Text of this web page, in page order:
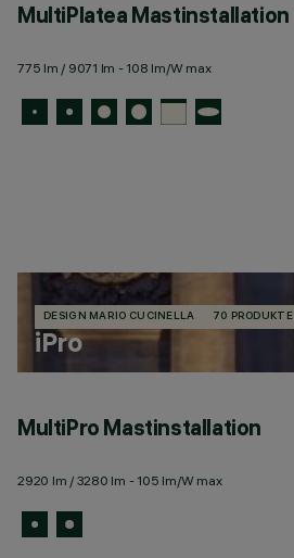
MultiPlatea Mastinstallation
775 lm / 9071 lm - 108 lm/W max
DESIGN MARIO CUCINELLA 70 PRODUKTE
iPro
MultiPro Mastinstallation
2920 lm / 3280 lm - 105 lm/W max